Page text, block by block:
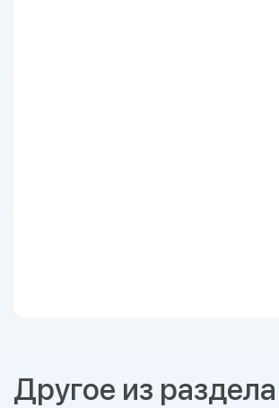
Другое из раздела